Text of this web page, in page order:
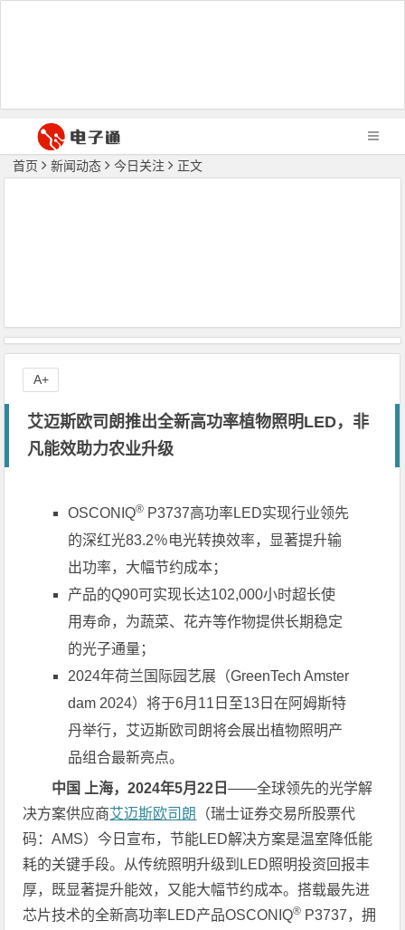
首页 新闻动态 今日关注 正文
艾迈斯欧司朗推出全新高功率植物照明LED，非
凡能效助力农业升级
OSCONIQ® P3737高功率LED实现行业领先
的深红光83.2％电光转换效率，显著提升输
出功率，大幅节约成本；
产品的Q90可实现长达102,000小时超长使
用寿命，为蔬菜、花卉等作物提供长期稳定
的光子通量；
2024年荷兰国际园艺展（GreenTech Amster
dam 2024）将于6月11日至13日在阿姆斯特
丹举行，艾迈斯欧司朗将会展出植物照明产
品组合最新亮点。
中国 上海，2024年5月22 日——全球领先的光学解
决方案供应商艾迈斯欧司朗
（瑞士证券交易所股票代
码：AMS）今日宣布，节能LED解决方案是温室降低能
耗的关键手段。从传统照明升级到LED照明投资回报丰
厚，既显著提升能效，又能大幅节约成本。搭载最先进
芯片技术的全新高功率LED产品OSCONIQ® P3737，拥
A+